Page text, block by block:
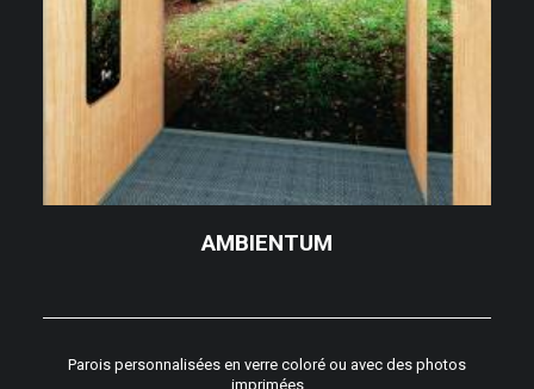
AMBIENTUM
Parois personnalisées en verre coloré ou avec des photos
imprimées